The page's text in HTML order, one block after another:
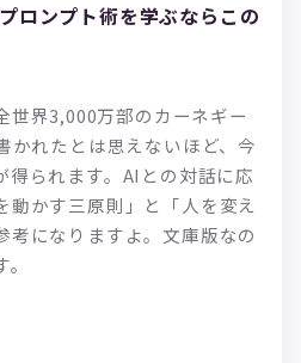
ロンプト術を学ぶならこの
世界3,000万部のカーネギー
かれたとは思えないほど、今
得られます。AIとの対話に応
動かす三原則」と「人を変え
考になりますよ。文庫版なの